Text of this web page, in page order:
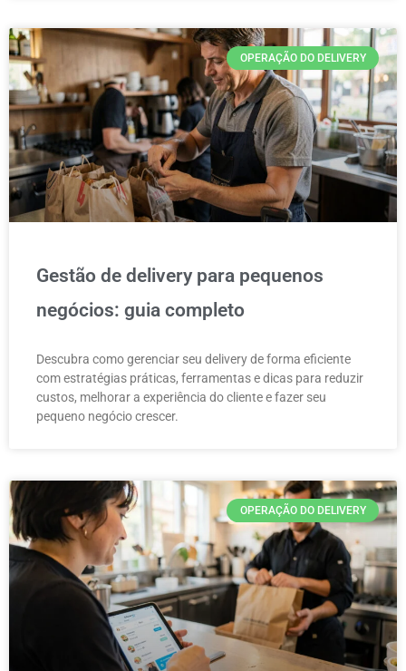
OPERAÇÃO DO DELIVERY
Gestão de delivery para pequenos
negócios: guia completo
Descubra como gerenciar seu delivery de forma eficiente
com estratégias práticas, ferramentas e dicas para reduzir
custos, melhorar a experiência do cliente e fazer seu
pequeno negócio crescer.
OPERAÇÃO DO DELIVERY